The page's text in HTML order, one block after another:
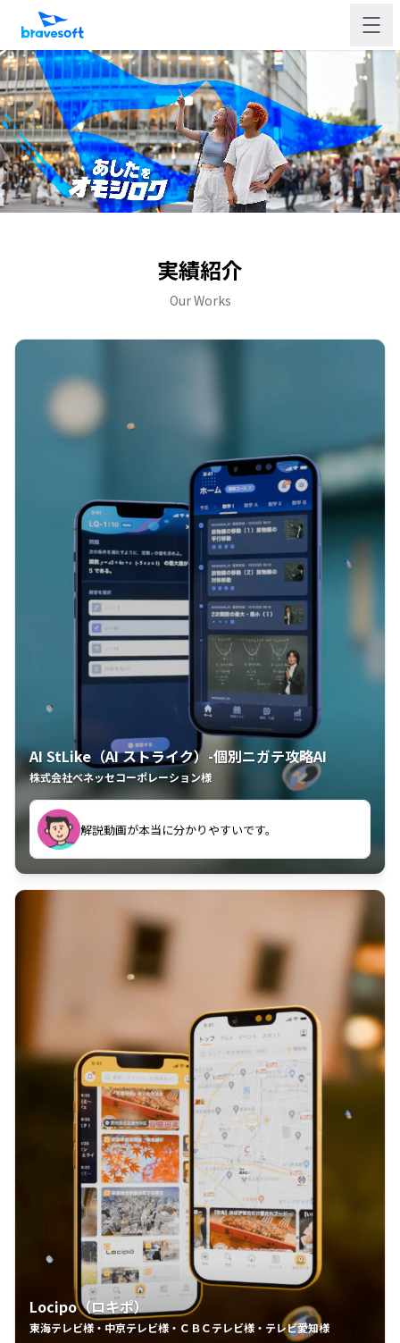
実績紹介
Our Works
AI StLike（AI ストライク）-個別ニガテ攻略AI
株式会社ベネッセコーポレーション様
古文漢文を主に使わせていただいているが、復習する
のに非常に役立っている。
解説動画が本当に分かりやすいです。
Locipo（ロキポ）
東海テレビ様・中京テレビ様・ＣＢＣテレビ様・テレビ愛知様